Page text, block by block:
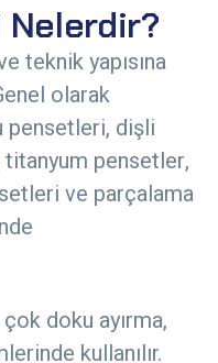
teknik yapısına
olarak
pensetleri, dişli
pensetler,
ve parçalama
doku ayırma,
kullanılır.